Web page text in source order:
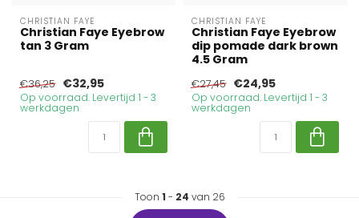
CHRISTIAN FAYE
Christian Faye Eyebrow
tan 3 Gram
€36,25 €32,95
Op voorraad. Levertijd 1 - 3
werkdagen
CHRISTIAN FAYE
Christian Faye Eyebrow
dip pomade dark brown
4.5 Gram
€27,45 €24,95
Op voorraad. Levertijd 1 - 3
werkdagen
Toon 1 - 24 van 26